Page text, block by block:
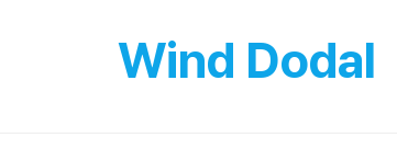
Wind Dodal